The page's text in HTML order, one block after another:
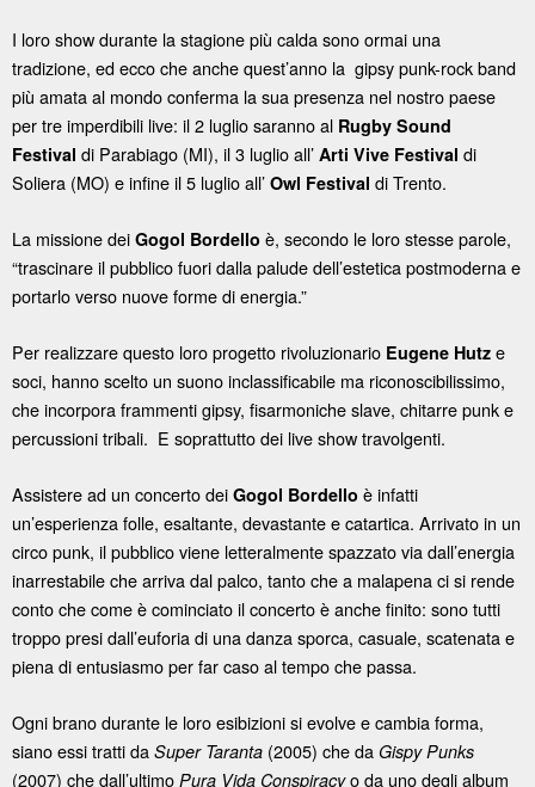
I loro show durante la stagione più calda sono ormai una
tradizione, ed ecco che anche quest’anno la gipsy punk-rock band
più amata al mondo conferma la sua presenza nel nostro paese
per tre imperdibili live: il 2 luglio saranno al Rugby Sound
Festival di Parabiago (MI), il 3 luglio all’ Arti Vive Festival di
Soliera (MO) e infine il 5 luglio all’ Owl Festival di Trento.
La missione dei Gogol Bordello è, secondo le loro stesse parole,
“trascinare il pubblico fuori dalla palude dell’estetica postmoderna e
portarlo verso nuove forme di energia.”
Per realizzare questo loro progetto rivoluzionario Eugene Hutz e
soci, hanno scelto un suono inclassificabile ma riconoscibilissimo,
che incorpora frammenti gipsy, fisarmoniche slave, chitarre punk e
percussioni tribali. E soprattutto dei live show travolgenti.
Assistere ad un concerto dei Gogol Bordello è infatti
un’esperienza folle, esaltante, devastante e catartica. Arrivato in un
circo punk, il pubblico viene letteralmente spazzato via dall’energia
inarrestabile che arriva dal palco, tanto che a malapena ci si rende
conto che come è cominciato il concerto è anche finito: sono tutti
troppo presi dall’euforia di una danza sporca, casuale, scatenata e
piena di entusiasmo per far caso al tempo che passa.
Ogni brano durante le loro esibizioni si evolve e cambia forma,
siano essi tratti da Super Taranta (2005) che da Gispy Punks
(2007) che dall’ultimo Pura Vida Conspiracyo da uno degli album